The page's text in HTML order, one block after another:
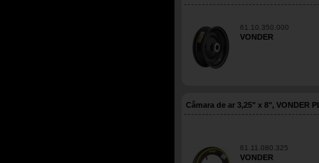
61.10.350.000
VONDER
Câmara de ar 3,25" x 8", VONDER
61.11.080.325
VONDER